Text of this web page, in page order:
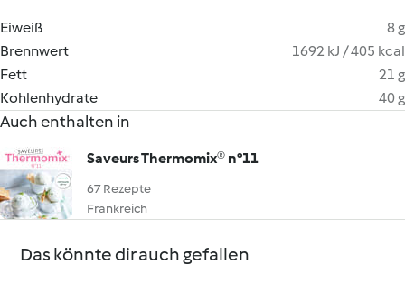
Eiweiß
8 g
Brennwert
1692 kJ / 405 kcal
Fett
21 g
Kohlenhydrate
40 g
Auch enthalten in
Saveurs Thermomix® n°11
67 Rezepte
Frankreich
Das könnte dir auch gefallen